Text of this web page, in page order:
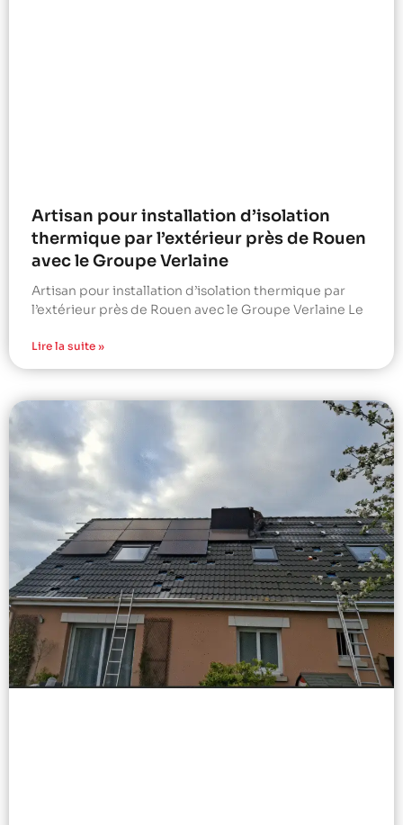
Artisan pour installation d’isolation
thermique par l’extérieur près de Rouen
avec le Groupe Verlaine
Artisan pour installation d’isolation thermique par
l’extérieur près de Rouen avec le Groupe Verlaine Le
Lire la suite »